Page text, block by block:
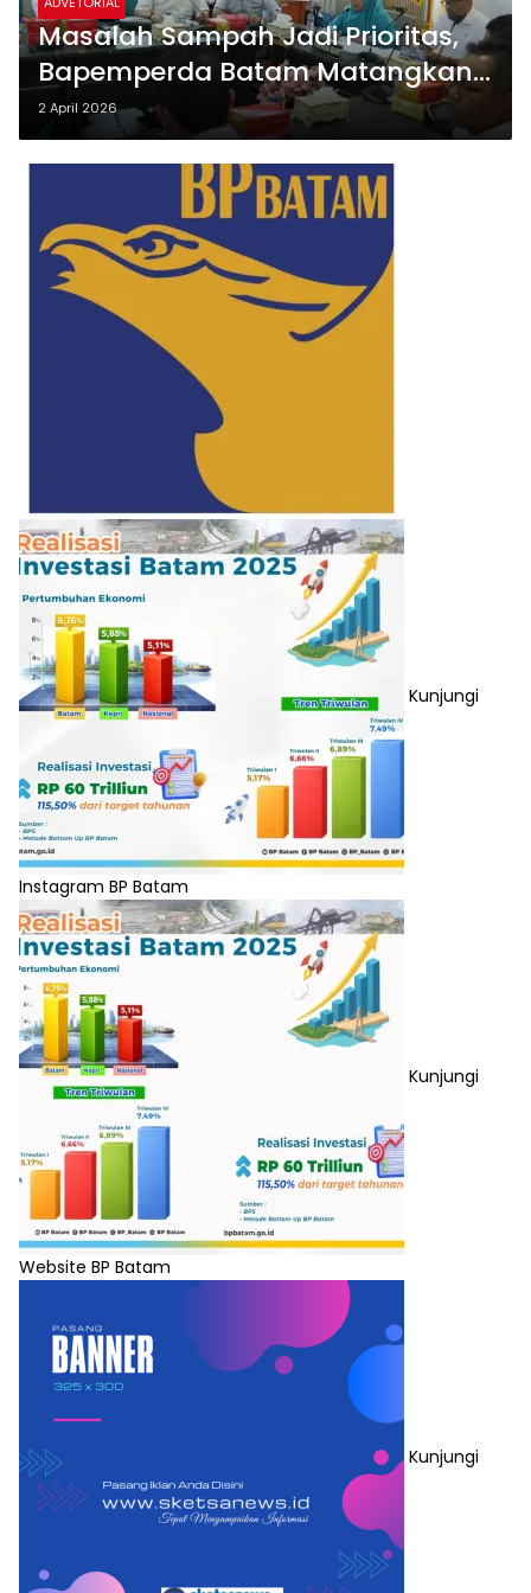
Masalah Sampah Jadi Prioritas,
Bapemperda Batam Matangkan
Revisi Perda
2 April 2026
Kunjungi
Instagram BP Batam
Kunjungi
Website BP Batam
Kunjungi